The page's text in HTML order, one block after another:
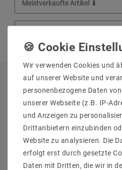
QUICKLINKS
Ihr Shop-Konto
Wir verwenden Cookies und
auf unserer Website und
personenbezogene Daten
unserer Webseite (z.B. IP-
und Anzeigen zu
Drittanbietern einzubinden
Website zu analysieren. Die
erfolgt erst durch gesetzte
Daten mit Dritten, die wir in